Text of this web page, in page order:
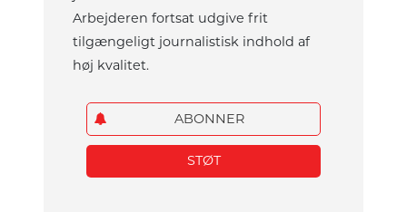
Arbejderen fortsat udgive frit
tilgængeligt journalistisk indhold af
høj kvalitet.
ABONNER
STØT